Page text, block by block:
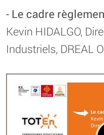
- Le cadre
Kevin HIDALGO,
Industriels, DREAL